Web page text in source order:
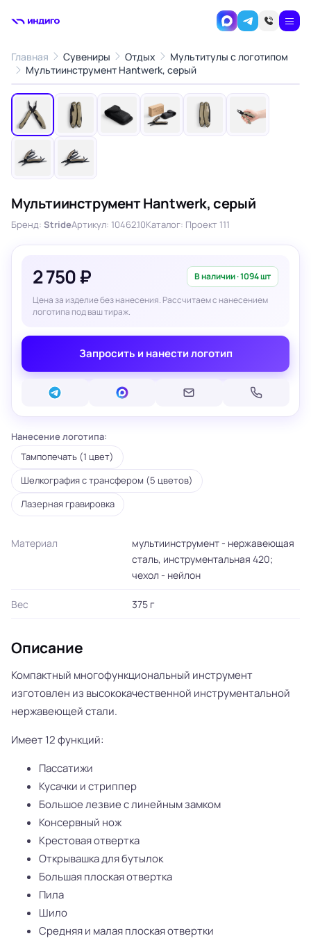
Главная Сувениры Отдых
Мультитулы с логотипом
Мультиинструмент Hantwerk, серый
‹ ›
Мультиинструмент Hantwerk, серый
Бренд: StrideАртикул: 10462.10Каталог: Проект 111
2 750 ₽ В наличии · 1094 шт
Цена за изделие без нанесения. Рассчитаем с нанесением
логотипа под ваш тираж.
Запросить и нанести логотип
Нанесение логотипа:
Тампопечать (1 цвет)
Шелкография с трансфером (5 цветов)
Лазерная гравировка
Материал
мультиинструмент - нержавеющая
сталь, инструментальная 420;
чехол - нейлон
Вес 375 г
Описание
Компактный многофункциональный инструмент
изготовлен из высококачественной инструментальной
нержавеющей стали.
Имеет 12 функций:
Пассатижи
Кусачки и стриппер
Большое лезвие с линейным замком
Консервный нож
Крестовая отвертка
Открывашка для бутылок
Большая плоская отвертка
Пила
Шило
Средняя и малая плоская отвертки